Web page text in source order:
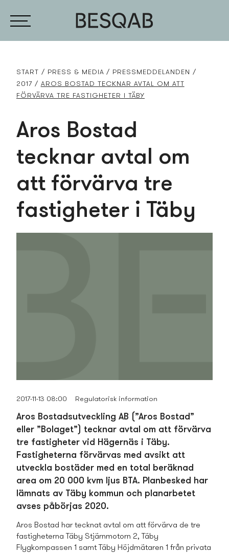
START PRESS­ & MEDIA
PRESS­MEDDELANDEN
2017
AROS BOSTAD TECKNAR AVTAL OM ATT
FÖRVÄRVA TRE FASTIGHETER I TÄBY
Aros Bostad
tecknar avtal om
att förvärva tre
fastigheter i Täby
2017-11-13 08:00 Regulatorisk information
Aros Bostads­utveckling AB (”Aros Bostad”
eller ”Bolaget”) tecknar avtal om att förvärva
tre fastigheter vid Hägernäs i Täby.
Fastigheterna förvärvas med avsikt att
utveckla bostäder med en total beräknad
area om 20 000 kvm ljus BTA. Planbesked har
lämnats av Täby kommun och planarbetet
avses påbörjas 2020.
Aros Bostad har tecknat avtal om att förvärva de tre
fastigheterna Täby Stjärnmotorn 2, Täby
Flygkompassen 1 samt Täby Höjdmätaren 1 från privata